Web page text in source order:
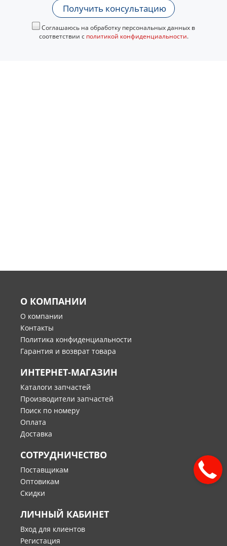
Получить консультацию
Соглашаюсь на обработку персональных данных в
соответствии с политикой конфиденциальности.
О КОМПАНИИ
О компании
Контакты
Политика конфиденциальности
Гарантия и возврат товара
ИНТЕРНЕТ-МАГАЗИН
Каталоги запчастей
Производители запчастей
Поиск по номеру
Оплата
Доставка
СОТРУДНИЧЕСТВО
Поставщикам
Оптовикам
Скидки
ЛИЧНЫЙ КАБИНЕТ
Вход для клиентов
Регистация